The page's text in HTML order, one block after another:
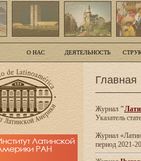
О НАС ДЕЯТЕЛЬНОСТЬ
Главная
Журнал"
Указатель
Журнал
период 2021-